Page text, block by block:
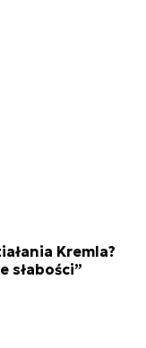
Kremla?
słabości”